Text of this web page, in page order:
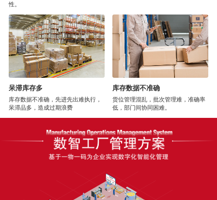
性。
呆滞库存多
库存数据不准确，先进先出难执行，
呆滞品多，造成过期浪费
库存数据不准确
货位管理混乱，批次管理难，准确率
低，部门间协同困难。